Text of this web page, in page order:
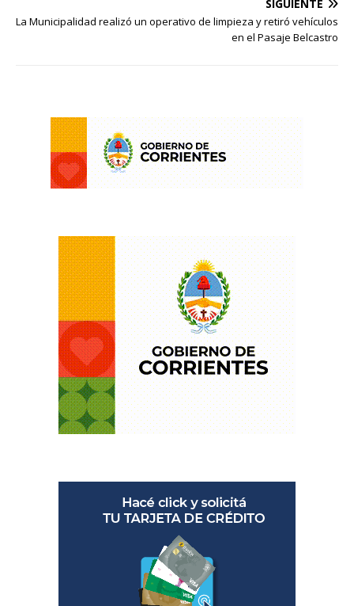
SIGUIENTE
La Municipalidad realizó un operativo de limpieza y retiró vehículos
en el Pasaje Belcastro